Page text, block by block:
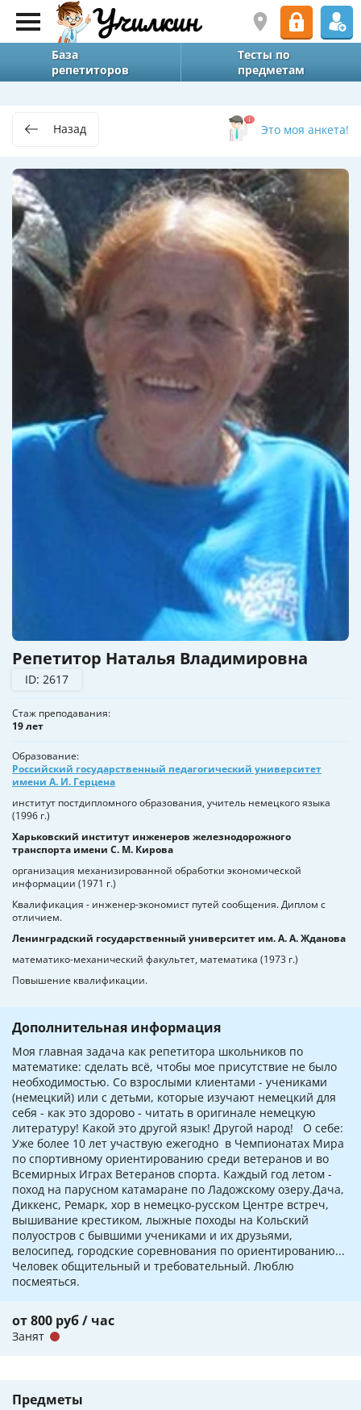
База
репетиторов
Тесты по
предметам
Назад Это моя анкета!
Репетитор Наталья Владимировна
ID: 2617
Стаж преподавания
19 лет
Образование
Российский государственный педагогический университет
имени А. И. Герцена
институт постдипломного образования, учитель немецкого языка
(1996 г.)
Харьковский институт инженеров железнодорожного
транспорта имени С. М. Кирова
организация механизированной обработки экономической
информации (1971 г.)
Квалификация - инженер-экономист путей сообщения. Диплом с
отличием.
Ленинградский государственный университет им. А. А. Жданова
математико-механический факультет, математика (1973 г.)
Повышение квалификации.
Дополнительная информация
Моя главная задача как репетитора школьников по
математике: сделать всё, чтобы мое присутствие не было
необходимостью. Со взрослыми клиентами - учениками
(немецкий) или с детьми, которые изучают немецкий для
себя - как это здорово - читать в оригинале немецкую
литературу! Какой это другой язык! Другой народ! О себе:
Уже более 10 лет участвую ежегодно в Чемпионатах Мира
по спортивному ориентированию среди ветеранов и во
Всемирных Играх Ветеранов спорта. Каждый год летом -
поход на парусном катамаране по Ладожскому озеру.Дача,
Диккенс, Ремарк, хор в немецко-русском Центре встреч,
вышивание крестиком, лыжные походы на Кольский
полуостров с бывшими учениками и их друзьями,
велосипед, городские соревнования по ориентированию...
Человек общительный и требовательный. Люблю
посмеяться.
от 800 руб / час
Занят
Предметы